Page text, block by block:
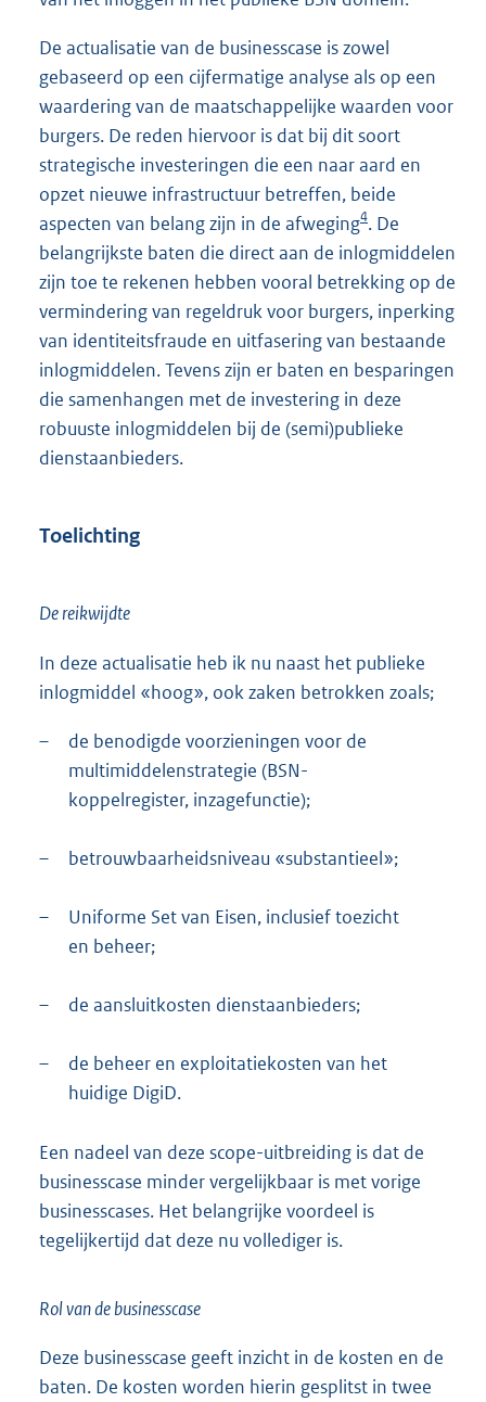
De actualisatie van de businesscase is zowel
gebaseerd op een cijfermatige analyse als op een
waardering van de maatschappelijke waarden voor
burgers. De reden hiervoor is dat bij dit soort
strategische investeringen die een naar aard en
opzet nieuwe infrastructuur betreffen, beide
aspecten van belang zijn in de afweging4. De
belangrijkste baten die direct aan de inlogmiddelen
zijn toe te rekenen hebben vooral betrekking op de
vermindering van regeldruk voor burgers, inperking
van identiteitsfraude en uitfasering van bestaande
inlogmiddelen. Tevens zijn er baten en besparingen
die samenhangen met de investering in deze
robuuste inlogmiddelen bij de (semi)publieke
dienstaanbieders.
Toelichting
De reikwijdte
In deze actualisatie heb ik nu naast het publieke
inlogmiddel «hoog», ook zaken betrokken zoals;
–
de benodigde voorzieningen voor de
multimiddelenstrategie (BSN-
koppelregister, inzagefunctie);
– betrouwbaarheidsniveau «substantieel»;
–
Uniforme Set van Eisen, inclusief toezicht
en beheer;
– de aansluitkosten dienstaanbieders;
–
de beheer en exploitatiekosten van het
huidige DigiD.
Een nadeel van deze scope-uitbreiding is dat de
businesscase minder vergelijkbaar is met vorige
businesscases. Het belangrijke voordeel is
tegelijkertijd dat deze nu vollediger is.
Rol van de businesscase
Deze businesscase geeft inzicht in de kosten en de
baten. De kosten worden hierin gesplitst in twee